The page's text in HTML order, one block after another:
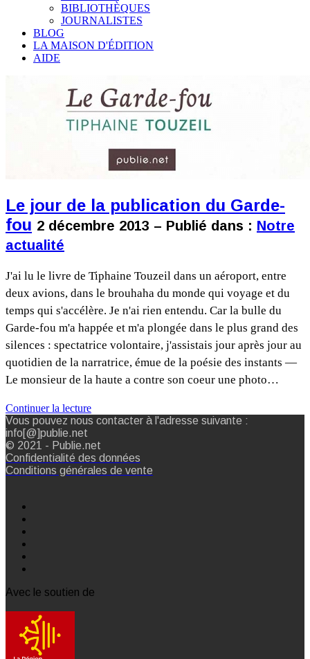
BIBLIOTHÈQUES
JOURNALISTES
BLOG
LA MAISON D'ÉDITION
AIDE
Le jour de la publication du Garde-
fou 2 décembre 2013 – Publié dans : Notre
actualité
J'ai lu le livre de Tiphaine Touzeil dans un aéroport, entre
deux avions, dans le brouhaha du monde qui voyage et du
temps qui s'accélère. Je n'ai rien entendu. Car la bulle du
Garde-fou m'a happée et m'a plongée dans le plus grand des
silences : spectatrice volontaire, j'assistais jour après jour au
quotidien de la narratrice, émue de la poésie des instants —
Le monsieur de la haute a contre son coeur une photo…
Continuer la lecture
Vous pouvez nous contacter à l'adresse suivante :
info[@]publie.net
© 2021 - Publie.net
Confidentialité des données
Conditions générales de vente
Avec le soutien de